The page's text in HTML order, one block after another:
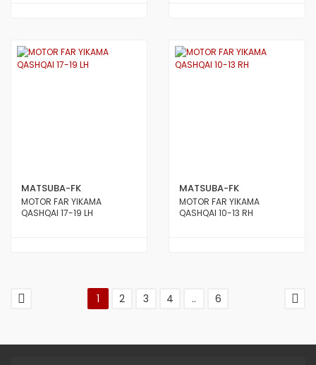
MATSUBA-FK
MOTOR FAR YIKAMA
QASHQAI 17-19 LH
MATSUBA-FK
MOTOR FAR YIKAMA
QASHQAI 10-13 RH
1 2 3 4 .. 6